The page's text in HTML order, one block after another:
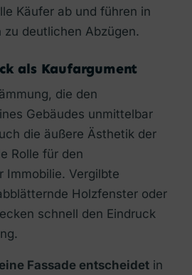
Käufer ab und führen in
zu deutlichen Abzügen.
als Kaufargument
die den
Gebäudes unmittelbar
die äußere Ästhetik der
Rolle für den
Immobilie. Vergilbte
Holzfenster oder
schnell den Eindruck
Fassade entscheidet in